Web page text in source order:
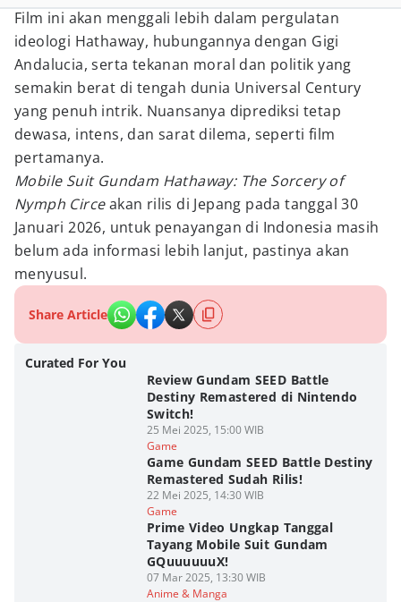
Film ini akan menggali lebih dalam pergulatan
ideologi Hathaway, hubungannya dengan Gigi
Andalucia, serta tekanan moral dan politik yang
semakin berat di tengah dunia Universal Century
yang penuh intrik. Nuansanya diprediksi tetap
dewasa, intens, dan sarat dilema, seperti film
pertamanya.
Mobile Suit Gundam Hathaway: The Sorcery of
Nymph Circeakan rilis di Jepang pada tanggal 30
Januari 2026, untuk penayangan di Indonesia masih
belum ada informasi lebih lanjut, pastinya akan
menyusul.
Share Article
Curated For You
Review Gundam SEED Battle
Destiny Remastered di Nintendo
Switch!
25 Mei 2025, 15:00 WIB
Game
Game Gundam SEED Battle Destiny
Remastered Sudah Rilis!
22 Mei 2025, 14:30 WIB
Game
Prime Video Ungkap Tanggal
Tayang Mobile Suit Gundam
GQuuuuuuX!
07 Mar 2025, 13:30 WIB
Anime & Manga